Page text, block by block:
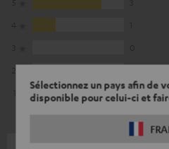
Sélectionnez un pays afin de
disponible pour celui-ci et
0